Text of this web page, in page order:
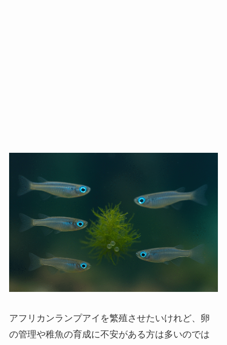
アフリカンランプアイを繁殖させたいけれど、卵
の管理や稚魚の育成に不安がある方は多いのでは